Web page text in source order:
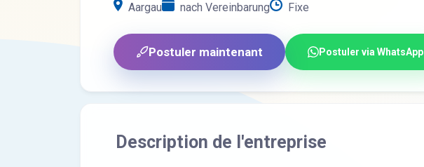
Aargau nach Vereinbarung Fixe
Postuler maintenant Postuler via WhatsApp
Description de l'entreprise